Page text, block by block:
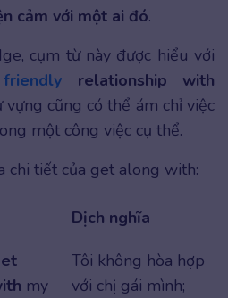
cảm với một ai đó.
cụm từ này được hiểu với
friendly relationship with
vựng cũng có thể ám chỉ việc
một công việc cụ thể.
chi tiết của get along with:
Dịch nghĩa
my
Tôi không hòa hợp
với chị gái mình;